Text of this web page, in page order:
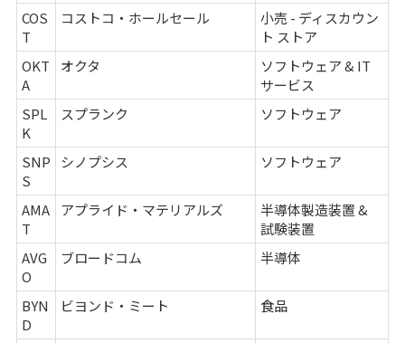
COS
T
コストコ・ホールセール
小売 - ディスカウン
ト ストア
OKT
A
オクタ
ソフトウェア & IT
サービス
SPL
K
スプランク ソフトウェア
SNP
S
シノプシス ソフトウェア
AMA
T
アプライド・マテリアルズ
半導体製造装置 &
試験装置
AVG
O
ブロードコム 半導体
BYN
D
ビヨンド・ミート 食品